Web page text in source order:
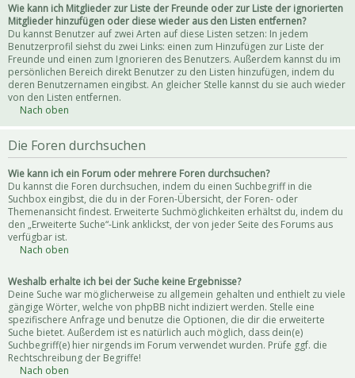
Wie kann ich Mitglieder zur Liste der Freunde oder zur Liste der ignorierten
Mitglieder hinzufügen oder diese wieder aus den Listen entfernen?
Du kannst Benutzer auf zwei Arten auf diese Listen setzen: In jedem
Benutzerprofil siehst du zwei Links: einen zum Hinzufügen zur Liste der
Freunde und einen zum Ignorieren des Benutzers. Außerdem kannst du im
persönlichen Bereich direkt Benutzer zu den Listen hinzufügen, indem du
deren Benutzernamen eingibst. An gleicher Stelle kannst du sie auch wieder
von den Listen entfernen.
Nach oben
Die Foren durchsuchen
Wie kann ich ein Forum oder mehrere Foren durchsuchen?
Du kannst die Foren durchsuchen, indem du einen Suchbegriff in die
Suchbox eingibst, die du in der Foren-Übersicht, der Foren- oder
Themenansicht findest. Erweiterte Suchmöglichkeiten erhältst du, indem du
den „Erweiterte Suche“-Link anklickst, der von jeder Seite des Forums aus
verfügbar ist.
Nach oben
Weshalb erhalte ich bei der Suche keine Ergebnisse?
Deine Suche war möglicherweise zu allgemein gehalten und enthielt zu viele
gängige Wörter, welche von phpBB nicht indiziert werden. Stelle eine
spezifischere Anfrage und benutze die Optionen, die dir die erweiterte
Suche bietet. Außerdem ist es natürlich auch möglich, dass dein(e)
Suchbegriff(e) hier nirgends im Forum verwendet wurden. Prüfe ggf. die
Rechtschreibung der Begriffe!
Nach oben